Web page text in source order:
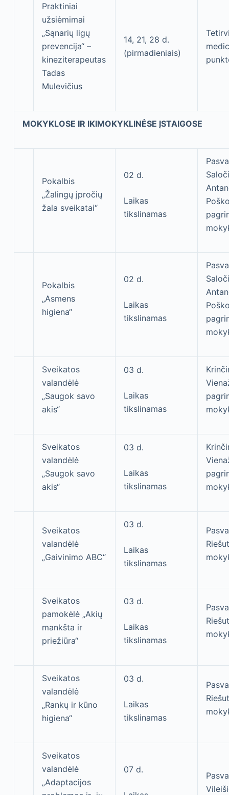
Praktiniai
užsiėmimai
„Sąnarių ligų
prevencija“ –
kineziterapeutas
Tadas
Mulevičius
14, 21, 28 d.
(pirmadieniais)
MOKYKLOSE IR IKIMOKYKLINĖSE ĮSTAIGOSE
Pokalbis
„Žalingų įpročių
žala sveikatai“
02 d.
Laikas
tikslinamas
Pokalbis
„Asmens
higiena“
02 d.
Laikas
tikslinamas
Sveikatos
valandėlė
„Saugok savo
akis“
03 d.
Laikas
tikslinamas
Sveikatos
valandėlė
„Saugok savo
akis“
03 d.
Laikas
tikslinamas
Sveikatos
valandėlė
„Gaivinimo ABC“
03 d.
Laikas
tikslinamas
Sveikatos
pamokėlė „Akių
mankšta ir
priežiūra“
03 d.
Laikas
tikslinamas
Sveikatos
valandėlė
„Rankų ir kūno
higiena“
03 d.
Laikas
tikslinamas
Sveikatos
valandėlė
„Adaptacijos
07 d.